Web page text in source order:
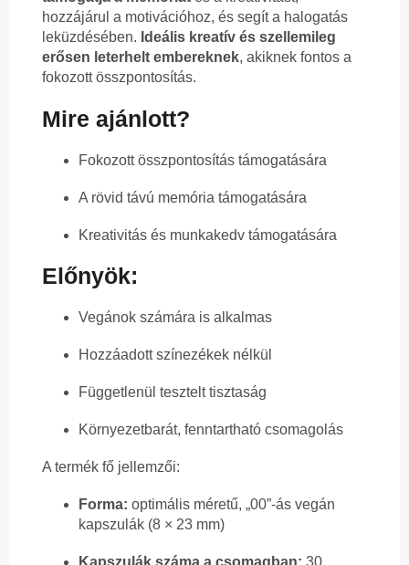
hozzájárul a motivációhoz, és segít a halogatás
leküzdésében. Ideális kreatív és szellemileg
erősen leterhelt embereknek, akiknek fontos a
fokozott összpontosítás.
Mire ajánlott?
Fokozott összpontosítás támogatására
A rövid távú memória támogatására
Kreativitás és munkakedv támogatására
Előnyök:
Vegánok számára is alkalmas
Hozzáadott színezékek nélkül
Függetlenül tesztelt tisztaság
Környezetbarát, fenntartható csomagolás
A termék fő jellemzői:
Forma: optimális méretű, „00”-ás vegán
kapszulák (8 × 23 mm)
Kapszulák száma a csomagban: 30